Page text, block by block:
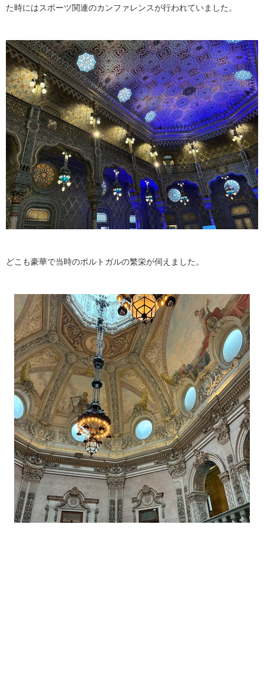
た時にはスポーツ関連のカンファレンスが行われていました。
どこも豪華で当時のポルトガルの繁栄が伺えました。